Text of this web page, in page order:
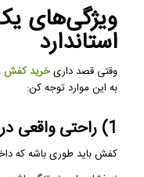
ویژگی‌های
استاندارد
وقتی قصد داریخرید کفش
به این موارد توجه کن:
1) راحتی واقعی در طول روز
کفش باید طوری باشه که